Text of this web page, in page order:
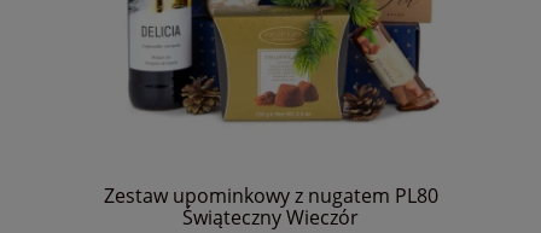
Zestaw upominkowy z nugatem PL80
Świąteczny Wieczór